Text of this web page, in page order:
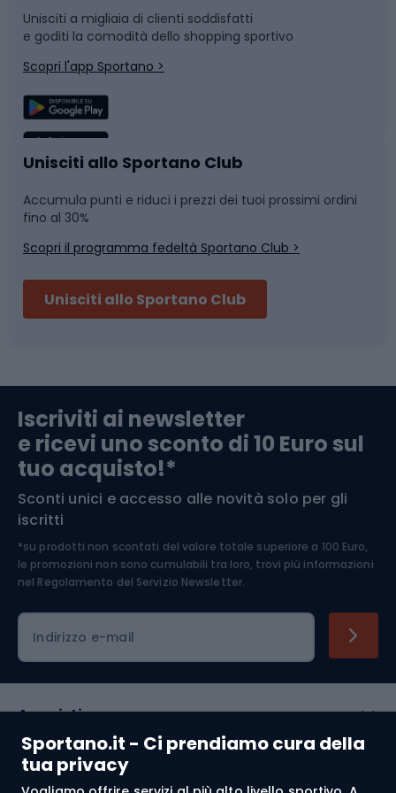
Sportano.it - Ci prendiamo cura della
tua privacy
Corsa
Sport di squadra
Caschi da ciclismo
Skitouring
Abbigliamento da escursionismo
Snowboard
Camminata nordica
Nuoto
Pattinaggio
Componenti per biciclette
Arrampicata
Medicina dello sport
Abbigliamento ciclistico
Unisciti a migliaia di clienti soddisfatti
e goditi la comodità dello shopping sportivo
Scopri l'app Sportano >
Unisciti allo Sportano Club
Accumula punti e riduci i prezzi dei tuoi prossimi ordini
fino al 30%
Scopri il programma fedeltà Sportano Club >
Unisciti allo Sportano Club
Iscriviti ai newsletter
e ricevi uno sconto di 10 Euro sul
tuo acquisto!*
Sconti unici e accesso alle novità solo per gli
iscritti
*su prodotti non scontati del valore totale superiore a 100 Euro,
le promozioni non sono cumulabili tra loro, trovi più informazioni
nel Regolamento del Servizio Newsletter.
Indirizzo e-mail
Acquisti
Servizio clienti